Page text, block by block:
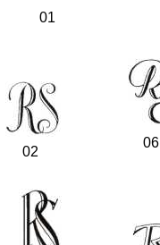
01
02
06